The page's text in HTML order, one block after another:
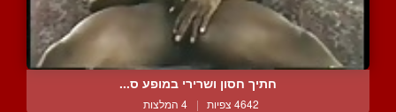
חתיך חסון ושרירי במופע ס...
4642 צפיות | 4 המלצות